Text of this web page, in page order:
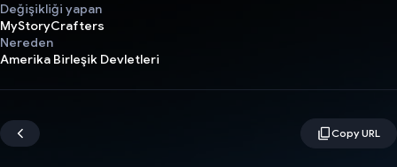
Değişikliği yapan
MyStoryCrafters
Nereden
Amerika Birleşik Devletleri